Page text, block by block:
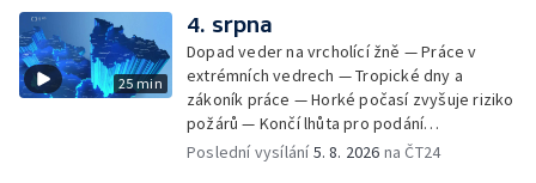
depozitu Vlastivědného muzea Olomouc —
Zakládání nových dětských skupin — Výběr
ze sociálních sítí Události Ostrava — Tresty
pro fotbalisty za korupci — Po stopách
Gebharda Blüchera
25 min
4. srpna
Dopad veder na vrcholící žně — Práce v
extrémních vedrech — Tropické dny a
zákoník práce — Horké počasí zvyšuje riziko
požárů — Končí lhůta pro podání
kandidátních listin — Končí lhůta pro podání
Poslední vysílání5. 8. 2026 na ČT24